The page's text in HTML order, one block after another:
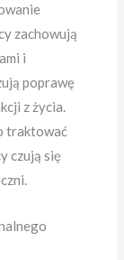
zachowują
i
poprawę
z życia.
traktować
czują się